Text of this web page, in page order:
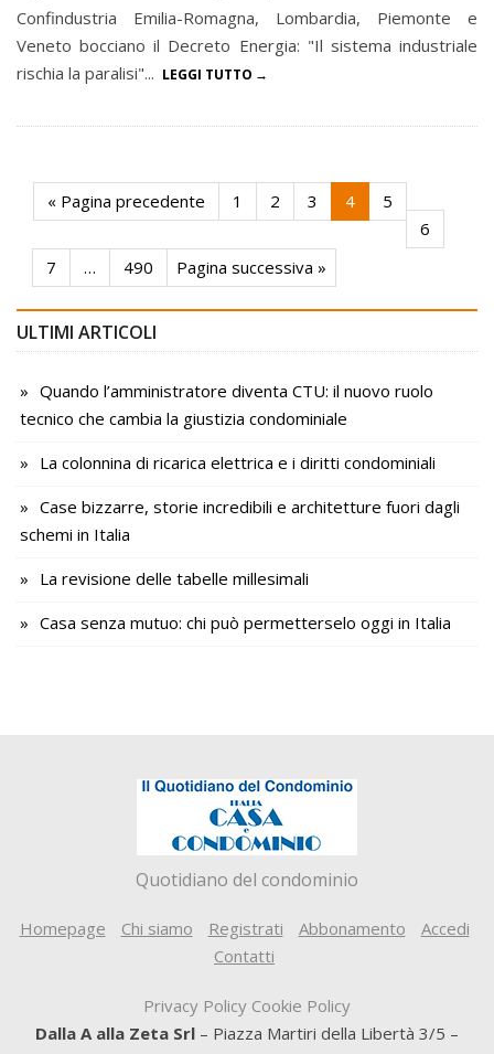
Confindustria Emilia-Romagna, Lombardia, Piemonte e
Veneto bocciano il Decreto Energia: "Il sistema industriale
rischia la paralisi"... LEGGI TUTTO
« Pagina precedente 1 2 3 4
5
6
7
… 490 Pagina successiva »
ULTIMI ARTICOLI
Quando l’amministratore diventa CTU: il nuovo ruolo
tecnico che cambia la giustizia condominiale
La colonnina di ricarica elettrica e i diritti condominiali
Case bizzarre, storie incredibili e architetture fuori dagli
schemi in Italia
La revisione delle tabelle millesimali
Casa senza mutuo: chi può permetterselo oggi in Italia
Quotidiano del condominio
Homepage Chi siamo Registrati Abbonamento
Accedi
Contatti
Privacy Policy Cookie Policy
Dalla A alla Zeta Srl – Piazza Martiri della Libertà 3/5 –